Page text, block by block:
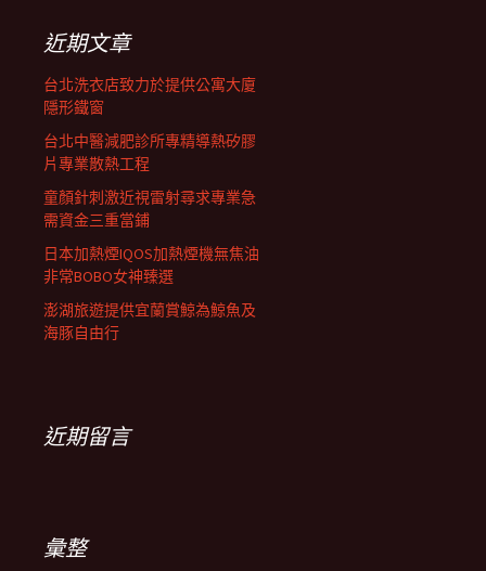
近期文章
台北洗衣店致力於提供公寓大廈
隱形鐵窗
台北中醫減肥診所專精導熱矽膠
片專業散熱工程
童顏針刺激近視雷射尋求專業急
需資金三重當鋪
日本加熱煙IQOS加熱煙機無焦油
非常BOBO女神臻選
澎湖旅遊提供宜蘭賞鯨為鯨魚及
海豚自由行
近期留言
彙整